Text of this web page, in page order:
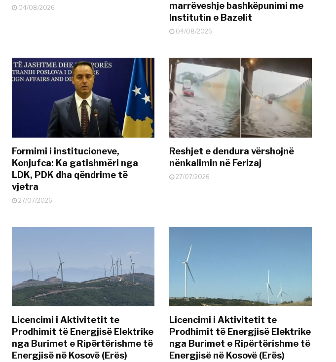
04/08/2026
marrëveshje bashkëpunimi me
Institutin e Bazelit
04/08/2026
Formimi i institucioneve,
Konjufca: Ka gatishmëri nga
LDK, PDK dha qëndrime të
vjetra
27/07/2026
Reshjet e dendura vërshojnë
nënkalimin në Ferizaj
27/07/2026
Licencimi i Aktivitetit te
Prodhimit të Energjisë Elektrike
nga Burimet e Ripërtërishme të
Energjisë në Kosovë (Erës)
Licencimi i Aktivitetit te
Prodhimit të Energjisë Elektrike
nga Burimet e Ripërtërishme të
Energjisë në Kosovë (Erës)